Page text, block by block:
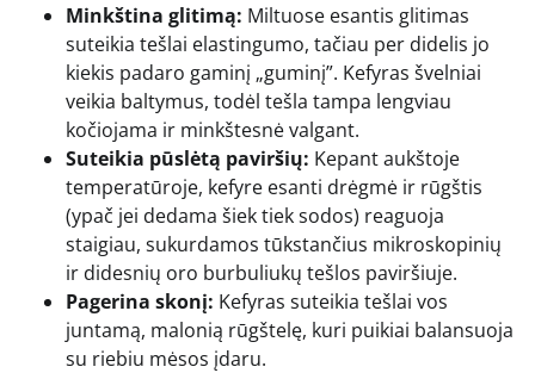
Minkština glitimą: Miltuose esantis glitimas
suteikia tešlai elastingumo, tačiau per didelis jo
kiekis padaro gaminį „guminį”. Kefyras švelniai
veikia baltymus, todėl tešla tampa lengviau
kočiojama ir minkštesnė valgant.
Suteikia pūslėtą paviršių: Kepant aukštoje
temperatūroje, kefyre esanti drėgmė ir rūgštis
(ypač jei dedama šiek tiek sodos) reaguoja
staigiau, sukurdamos tūkstančius mikroskopinių
ir didesnių oro burbuliukų tešlos paviršiuje.
Pagerina skonį: Kefyras suteikia tešlai vos
juntamą, malonią rūgštelę, kuri puikiai balansuoja
su riebiu mėsos įdaru.